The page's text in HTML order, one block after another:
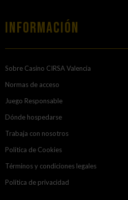
Información
Sobre Casino CIRSA Valencia
Normas de acceso
Juego Responsable
Dónde hospedarse
Trabaja con nosotros
Política de Cookies
Términos y condiciones legales
Política de privacidad